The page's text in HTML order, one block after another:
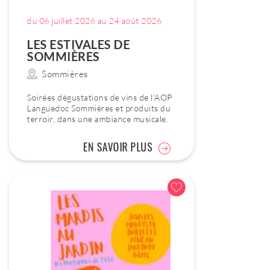
du 06 juillet 2026 au 24 août 2026
LES ESTIVALES DE
SOMMIÈRES
Sommières
Soirées dégustations de vins de l'AOP
Languedoc Sommières et produits du
terroir, dans une ambiance musicale.
EN SAVOIR PLUS